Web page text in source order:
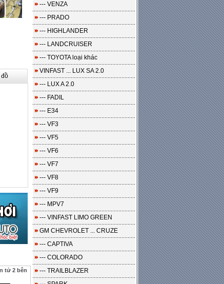
đồ
tử 2 bên
--- VENZA
--- PRADO
--- HIGHLANDER
--- LANDCRUISER
--- TOYOTA loại khác
VINFAST ... LUX SA 2.0
--- LUX A 2.0
--- FADIL
--- E34
--- VF3
--- VF5
--- VF6
--- VF7
--- VF8
--- VF9
--- MPV7
--- VINFAST LIMO GREEN
GM CHEVROLET ... CRUZE
--- CAPTIVA
--- COLORADO
--- TRAILBLAZER